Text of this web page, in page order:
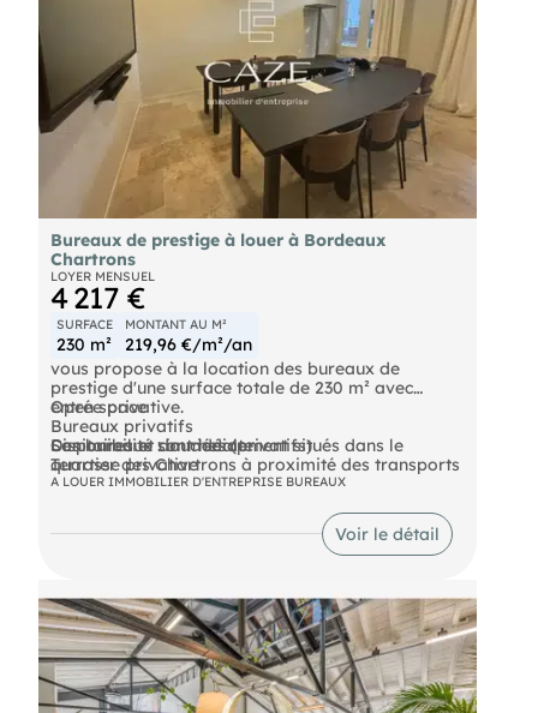
Bureaux de prestige à louer à Bordeaux
Chartrons
LOYER MENSUEL
4 217 €
SURFACE
230 m²
MONTANT AU M²
219,96 €/m²/an
vous propose à la location des bureaux de
prestige d'une surface totale de 230 m² avec
entrée privative.
Ces bureaux sont idéalement situés dans le
quartier des Chartrons à proximité des transports
en communs.
Open space
Bureaux privatifs
Sanitaires et douches (privatifs)
Terrasse privative
Grande cuisine
Climatisation réversible
Bureaux équipés
Disponibilité : immédiate
Les informations sur les risques auxquels ce bien
Veuillez nous contacter pour plus d'informations.
A LOUER IMMOBILIER D'ENTREPRISE BUREAUX
Voir le détail